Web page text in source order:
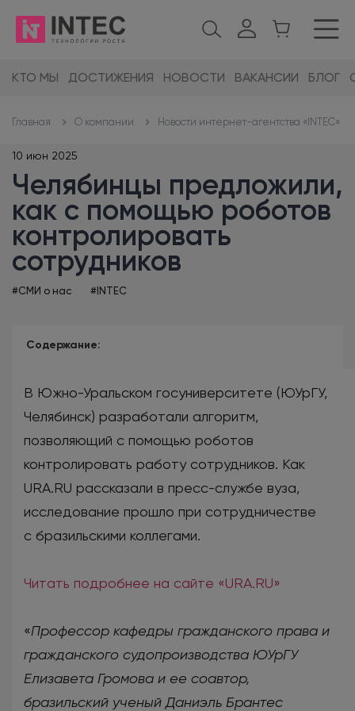
КТО МЫ ДОСТИЖЕНИЯ НОВОСТИ ВАКАНСИИ БЛОГ
Главная О компании Новости интернет-агентства «INTEC»
10 июн 2025
Челябинцы предложили,
как с помощью роботов
контролировать
сотрудников
#СМИ о нас #INTEC
Содержание:
В Южно-Уральском госуниверситете (ЮУрГУ,
Челябинск) разработали алгоритм,
позволяющий с помощью роботов
контролировать работу сотрудников. Как
URA.RU рассказали в пресс-службе вуза,
исследование прошло при сотрудничестве
с бразильскими коллегами.
Читать подробнее на сайте «URA.RU»
«Профессор кафедры гражданского права и
гражданского судопроизводства ЮУрГУ
Елизавета Громова и ее соавтор,
бразильский ученый Даниэль Брантес